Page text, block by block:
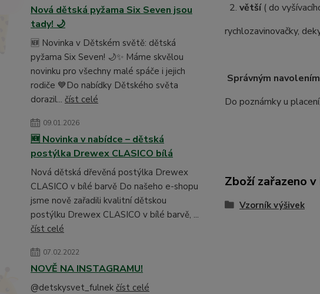
Nová dětská pyžama Six Seven jsou
tady! 🌙
🆕 Novinka v Dětském světě: dětská
pyžama Six Seven! 🌙✨ Máme skvělou
novinku pro všechny malé spáče i jejich
rodiče 💙Do nabídky Dětského světa
dorazil... číst celé
09.01.2026
🆕 Novinka v nabídce – dětská
postýlka Drewex CLASICO bílá
Nová dětská dřevěná postýlka Drewex
CLASICO v bílé barvě Do našeho e-shopu
jsme nově zařadili kvalitní dětskou
postýlku Drewex CLASICO v bílé barvě, ...
číst celé
07.02.2022
NOVĚ NA INSTAGRAMU!
@detskysvet_fulnek číst celé
2. větší( do
rychlozavinovačky,
Správným navolením
Do poznámky u
Zboží zařazeno
Vzorník výšivek